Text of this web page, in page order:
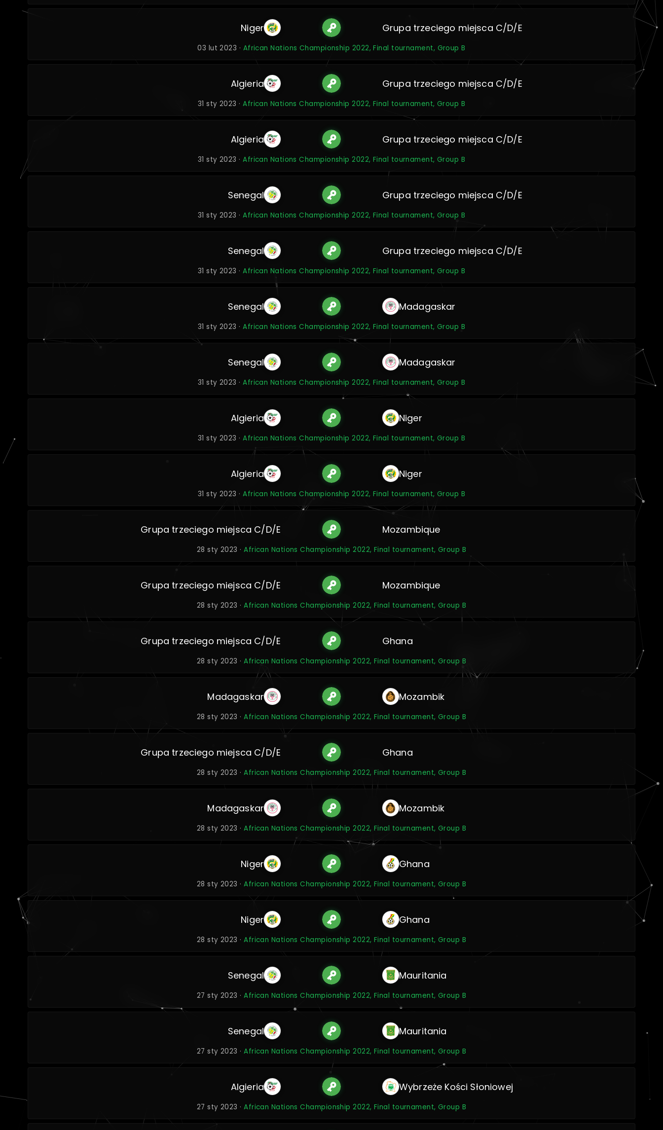
Niger Grupa trzeciego miejsca C/D/E
03 lut 2023 · African Nations Championship 2022, Final tournament, Group B
Algieria Grupa trzeciego miejsca C/D/E
31 sty 2023 ·African Nations Championship 2022, Final tournament, Group B
Algieria Grupa trzeciego miejsca C/D/E
31 sty 2023 ·African Nations Championship 2022, Final tournament, Group B
Senegal Grupa trzeciego miejsca C/D/E
31 sty 2023 ·African Nations Championship 2022, Final tournament, Group B
Senegal Grupa trzeciego miejsca C/D/E
31 sty 2023 ·African Nations Championship 2022, Final tournament, Group B
Senegal Madagaskar
31 sty 2023 ·African Nations Championship 2022, Final tournament, Group B
Senegal Madagaskar
31 sty 2023 ·African Nations Championship 2022, Final tournament, Group B
Algieria Niger
31 sty 2023 ·African Nations Championship 2022, Final tournament, Group B
Algieria Niger
31 sty 2023 ·African Nations Championship 2022, Final tournament, Group B
Grupa trzeciego miejsca C/D/E Mozambique
28 sty 2023 ·African Nations Championship 2022, Final tournament, Group B
Grupa trzeciego miejsca C/D/E Mozambique
28 sty 2023 ·African Nations Championship 2022, Final tournament, Group B
Grupa trzeciego miejsca C/D/E Ghana
28 sty 2023 ·African Nations Championship 2022, Final tournament, Group B
Madagaskar Mozambik
28 sty 2023 ·African Nations Championship 2022, Final tournament, Group B
Grupa trzeciego miejsca C/D/E Ghana
28 sty 2023 ·African Nations Championship 2022, Final tournament, Group B
Madagaskar Mozambik
28 sty 2023 ·African Nations Championship 2022, Final tournament, Group B
Niger Ghana
28 sty 2023 ·African Nations Championship 2022, Final tournament, Group B
Niger Ghana
28 sty 2023 ·African Nations Championship 2022, Final tournament, Group B
Senegal Mauritania
27 sty 2023 ·African Nations Championship 2022, Final tournament, Group B
Senegal Mauritania
27 sty 2023 ·African Nations Championship 2022, Final tournament, Group B
Algieria Wybrzeże Kości Słoniowej
27 sty 2023 ·African Nations Championship 2022, Final tournament, Group B